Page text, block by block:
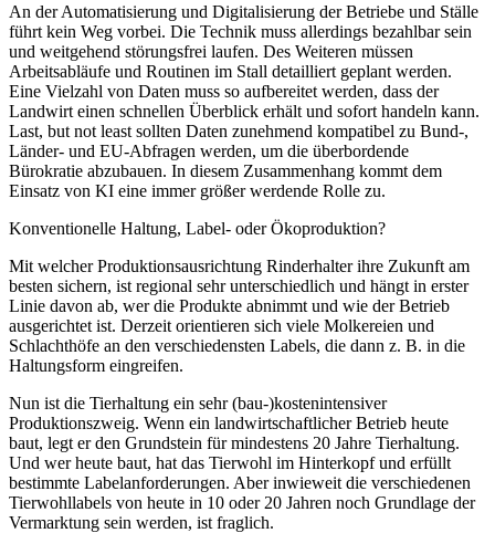
An der Automatisierung und Digitalisierung der Betriebe und Ställe
führt kein Weg vorbei. Die Technik muss allerdings bezahlbar sein
und weitgehend störungsfrei laufen. Des Weiteren müssen
Arbeitsabläufe und Routinen im Stall detailliert geplant werden.
Eine Vielzahl von Daten muss so aufbereitet werden, dass der
Landwirt einen schnellen Überblick erhält und sofort handeln kann.
Last, but not least sollten Daten zunehmend kompatibel zu Bund-,
Länder- und EU-Abfragen werden, um die überbordende
Bürokratie abzubauen. In diesem Zusammenhang kommt dem
Einsatz von KI eine immer größer werdende Rolle zu.
Konventionelle Haltung, Label- oder Ökoproduktion?
Mit welcher Produktionsausrichtung Rinderhalter ihre Zukunft am
besten sichern, ist regional sehr unterschiedlich und hängt in erster
Linie davon ab, wer die Produkte abnimmt und wie der Betrieb
ausgerichtet ist. Derzeit orientieren sich viele Molkereien und
Schlachthöfe an den verschiedensten Labels, die dann z. B. in die
Haltungsform eingreifen.
Nun ist die Tierhaltung ein sehr (bau-)kostenintensiver
Produktionszweig. Wenn ein landwirtschaftlicher Betrieb heute
baut, legt er den Grundstein für mindestens 20 Jahre Tierhaltung.
Und wer heute baut, hat das Tierwohl im Hinterkopf und erfüllt
bestimmte Labelanforderungen. Aber inwieweit die verschiedenen
Tierwohllabels von heute in 10 oder 20 Jahren noch Grundlage der
Vermarktung sein werden, ist fraglich.